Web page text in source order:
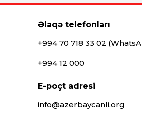
Əlaqə telefonları
+994 70 718 33 02
+994 12 000
E-poçt adresi
info@azerbaycanli.org